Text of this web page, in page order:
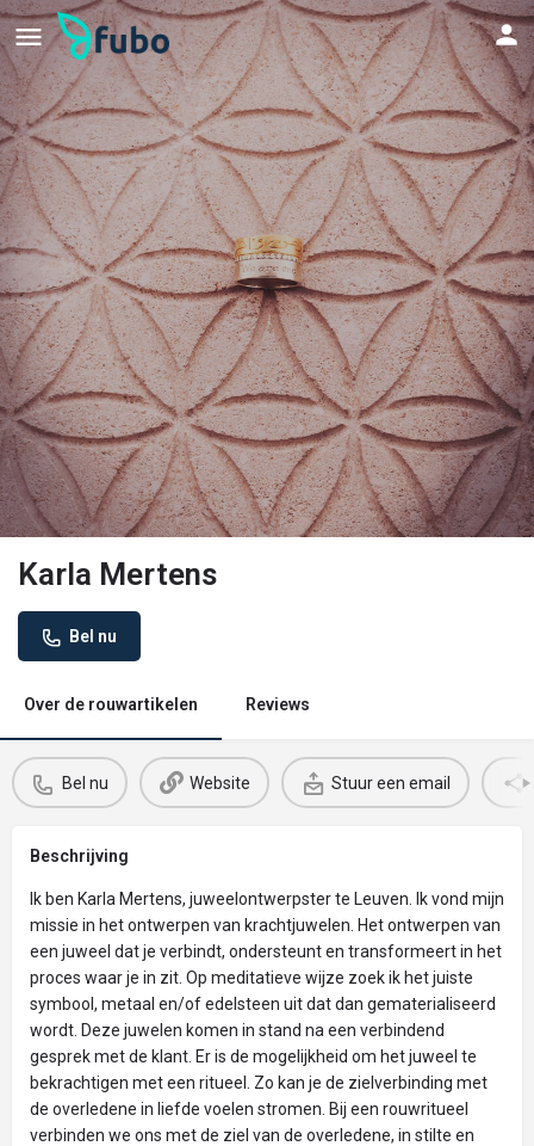
Karla Mertens
Bel nu
Over de rouwartikelen Reviews
Bel nu Website Stuur een email
Beschrijving
Ik ben Karla Mertens, juweelontwerpster te Leuven. Ik vond mijn
missie in het ontwerpen van krachtjuwelen. Het ontwerpen van
een juweel dat je verbindt, ondersteunt en transformeert in het
proces waar je in zit. Op meditatieve wijze zoek ik het juiste
symbool, metaal en/of edelsteen uit dat dan gematerialiseerd
wordt. Deze juwelen komen in stand na een verbindend
gesprek met de klant. Er is de mogelijkheid om het juweel te
bekrachtigen met een ritueel. Zo kan je de zielverbinding met
de overledene in liefde voelen stromen. Bij een rouwritueel
verbinden we ons met de ziel van de overledene, in stilte en